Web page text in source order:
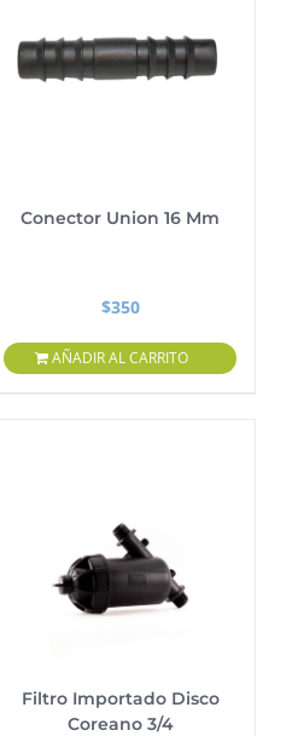
Conector Union 16 Mm
$350
AÑADIR AL CARRITO
Filtro Importado Disco
Coreano 3/4